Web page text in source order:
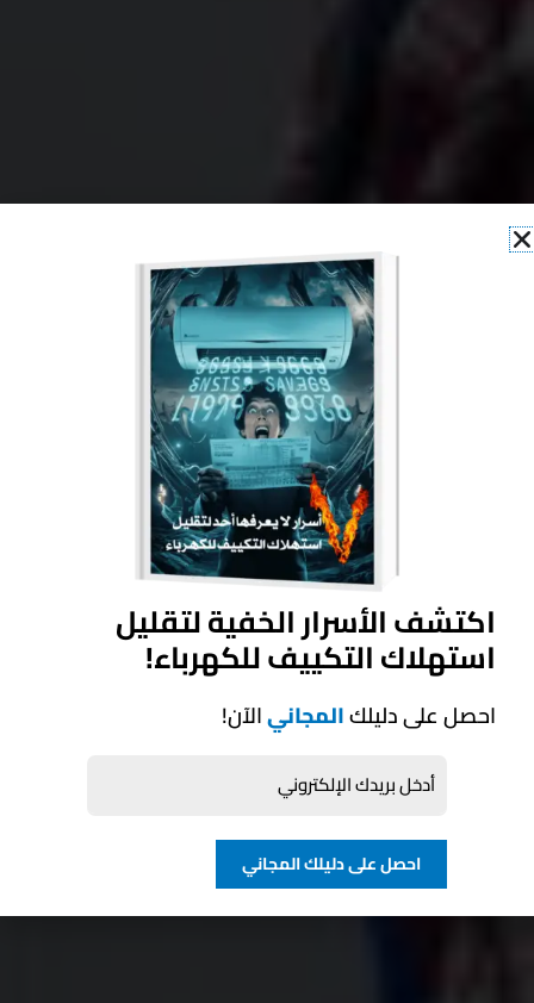
اكتشف الأسرار الخفية لتقليل
استهلاك التكييف للكهرباء!
احصل على دليلكالمجانيالآن!
احصل على دليلك المجاني